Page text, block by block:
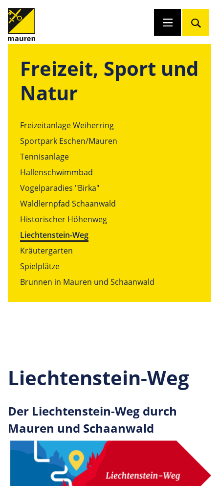
Freizeit, Sport und
Natur
Freizeitanlage Weiherring
Sportpark Eschen/Mauren
Tennisanlage
Hallenschwimmbad
Vogelparadies "Birka"
Waldlernpfad Schaanwald
Historischer Höhenweg
Liechtenstein-Weg
Kräutergarten
Spielplätze
Brunnen in Mauren und Schaanwald
Liechtenstein-Weg
Der Liech­tens­tein-Weg durch
Mauren und Schaanwald